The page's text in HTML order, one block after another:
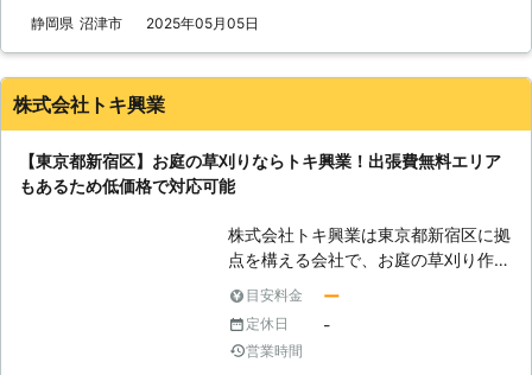
質を持っているものがあります。代表
的なものがブタクサで、放置すると含
まれる花粉で花粉症を引き起こすおそ
た雑草に害虫が隠れていたり、害虫が
雑草の生えているところをえさ場にし
たりすることがあります。そのまま放
葉が食い荒らされるなどの被害を受け
るおそれがあります。 ③火災事故・
犯罪 雑草の種類の中には人の背丈ほ
ど伸びるもの。この伸びた雑草に隠れ
て、不審者が侵入してしまう場合があ
ります。また、火災がおこったとき雑
静岡県 沼津市 2025年05月05日
株式会社トキ興業
【東京都新宿区】お庭の草刈りならトキ興業！出張費無料エリア
もあるため低価格で対応可能
株式会社トキ興業は東京都新宿区に拠
点を構える会社で、お庭の草刈り作業
を得意としております。「お庭の草刈
りをしている時間がない」「自分で対
応するのが面倒」このようなときは、
当店の草刈りサービスをご利用くださ
目安料金 ー
定休日 -
営業時間